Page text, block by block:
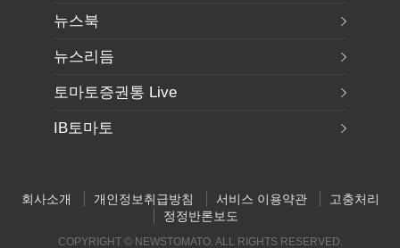
뉴스북
뉴스리듬
토마토증권통 Live
IB토마토
회사소개 개인정보취급방침 서비스 이용약관
고충처리
정정반론보도
COPYRIGHT © NEWSTOMATO. ALL RIGHTS RESERVED.